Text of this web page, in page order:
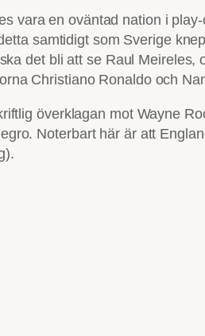
vara en oväntad nation i
samtidigt som Sverige
det bli att se Raul
Christiano Ronaldo och
överklagan mot Wayne
Noterbart här är att